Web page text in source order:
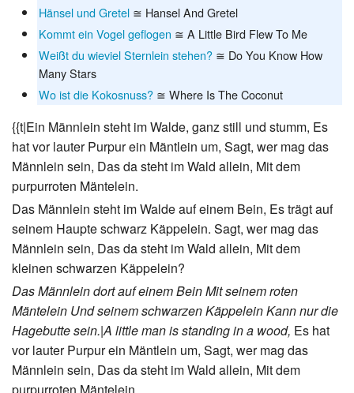
Hänsel und Gretel ≅ Hansel And Gretel
Kommt ein Vogel geflogen ≅ A Little Bird Flew To Me
Weißt du wieviel Sternlein stehen? ≅ Do You Know How
Many Stars
Wo ist die Kokosnuss? ≅ Where Is The Coconut
{{t|Ein Männlein steht im Walde, ganz still und stumm, Es
hat vor lauter Purpur ein Mäntlein um, Sagt, wer mag das
Männlein sein, Das da steht im Wald allein, Mit dem
purpurroten Mäntelein.
Das Männlein steht im Walde auf einem Bein, Es trägt auf
seinem Haupte schwarz Käppelein. Sagt, wer mag das
Männlein sein, Das da steht im Wald allein, Mit dem
kleinen schwarzen Käppelein?
Das Männlein dort auf einem BeinMit seinem roten
Mäntelein Und seinem schwarzen KäppeleinKann nur die
Hagebutte sein.|A little man is standing in a wood, Es hat
vor lauter Purpur ein Mäntlein um, Sagt, wer mag das
Männlein sein, Das da steht im Wald allein, Mit dem
purpurroten Mäntelein.